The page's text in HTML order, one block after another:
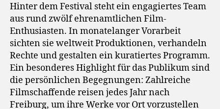
Hinter dem Festival steht ein engagiertes Team
aus rund zwölf ehrenamtlichen Film-
Enthusiasten. In monatelanger Vorarbeit
sichten sie weltweit Produktionen, verhandeln
Rechte und gestalten ein kuratiertes Programm.
Ein besonderes Highlight für das Publikum sind
die persönlichen Begegnungen: Zahlreiche
Filmschaffende reisen jedes Jahr nach
Freiburg, um ihre Werke vor Ort vorzustellen